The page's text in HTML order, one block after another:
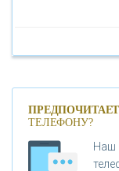
«БАНК
ТЕЛЕФОНУ?
Наш